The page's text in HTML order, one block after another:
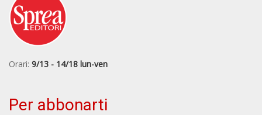
Orari: 9/13 - 14/18 lun-ven
Per abbonarti